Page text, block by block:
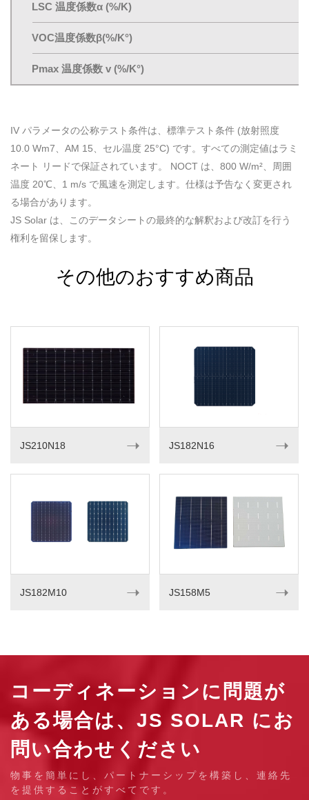
LSC 温度係数α (%/K)
VOC温度係数β(%/K°)
Pmax 温度係数 v (%/K°)
IV パラメータの公称テスト条件は、標準テスト条件 (放射照度
10.0 Wm7、AM 15、セル温度 25°C) です。すべての測定値はラミ
ネート リードで保証されています。 NOCT は、800 W/m²、周囲
温度 20℃、1 m/s で風速を測定します。仕様は予告なく変更され
る場合があります。
JS Solar は、このデータシートの最終的な解釈および改訂を行う
権利を留保します。
その他のおすすめ商品
JS210N18 ➝ JS182N16 ➝
JS182M10 ➝ JS158M5 ➝
コーディネーションに問題が
ある場合は、JS SOLAR にお
問い合わせください
物事を簡単にし、パートナーシップを構築し、連絡先
を提供することがすべてです。